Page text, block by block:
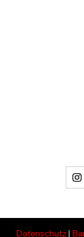
Datenschutz